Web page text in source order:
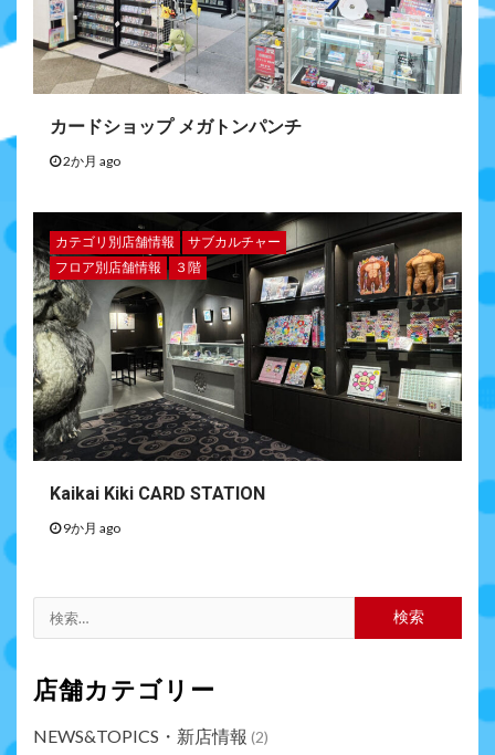
カードショップ メガトンパンチ
2か月 ago
カテゴリ別店舗情報
サブカルチャー
フロア別店舗情報
３階
Kaikai Kiki CARD STATION
9か月 ago
店舗カテゴリー
NEWS&TOPICS・新店情報 (2)